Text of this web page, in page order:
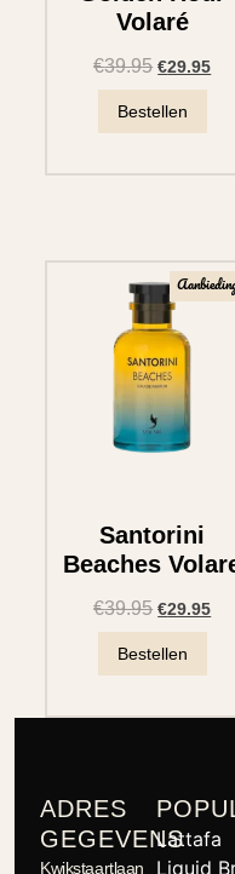
Volaré
€39.95 €29.95
Bestellen
Santorini
Beaches
€39.95 €29.95
Bestellen
ADRES
GEGEVENS
Kwikstaartlaan
Lattafa
Liquid